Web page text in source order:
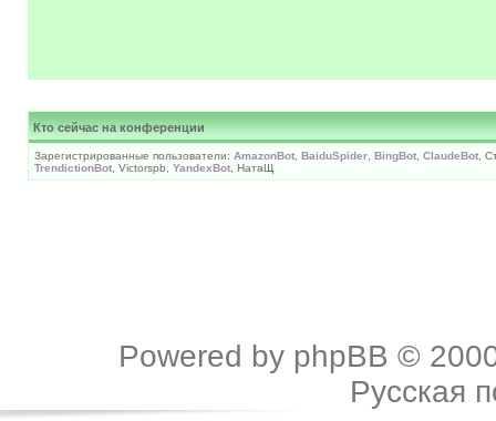
Кто сейчас на конференции
Зарегистрированные пользователи: AmazonBot BaiduSpider BingBot ClaudeBot ,
TrendictionBot , Victorspb, YandexBot , НатаЩ
Powered by phpBB ©
Русская